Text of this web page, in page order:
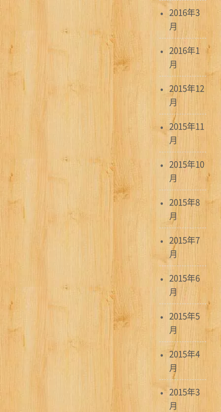
2016年3
月
2016年1
月
2015年12
月
2015年11
月
2015年10
月
2015年8
月
2015年7
月
2015年6
月
2015年5
月
2015年4
月
2015年3
月